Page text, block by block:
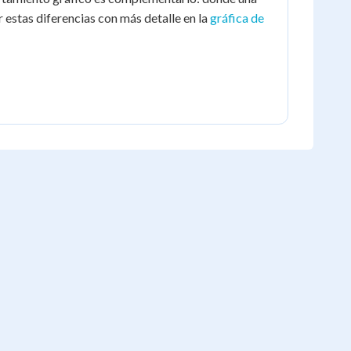
diferencias con más detalle en lagráfica de